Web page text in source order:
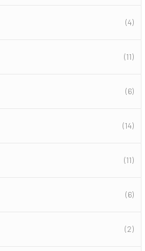
(4)
(11)
(6)
(14)
(11)
(6)
(2)